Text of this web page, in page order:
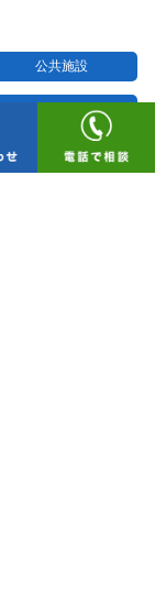
公共施設
店舗・事務所等